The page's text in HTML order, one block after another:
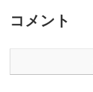
コメント